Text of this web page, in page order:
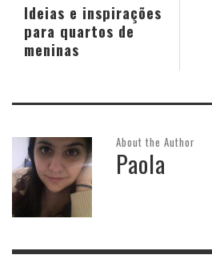
Ideias e inspirações
para quartos de
meninas
About the Author
Paola